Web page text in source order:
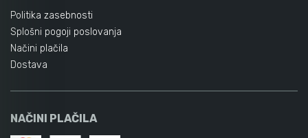
Politika zasebnosti
Splošni pogoji poslovanja
Načini plačila
Dostava
NAČINI PLAČILA